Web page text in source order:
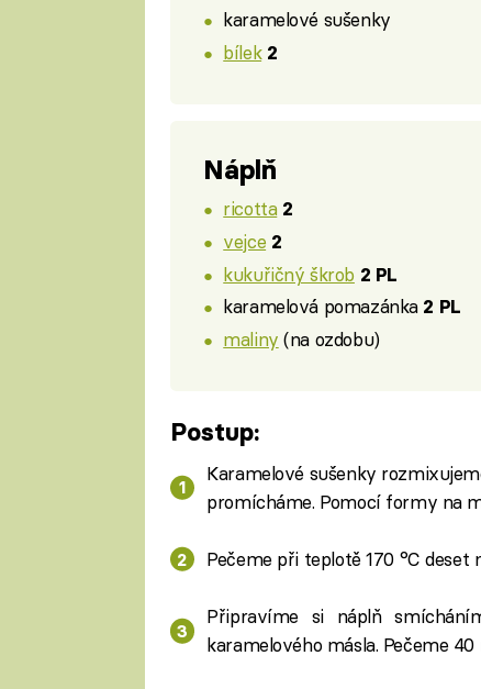
karamelové sušenky
bílek 2
Náplň
ricotta 2
vejce 2
kukuřičný škrob 2 PL
karamelová pomazánka 2 PL
maliny (na ozdobu)
Postup:
Karamelové sušenky
promícháme. Pomocí formy na
Pečeme při teplotě 170 °C deset
Připravíme si náplň
karamelového másla. Pečeme